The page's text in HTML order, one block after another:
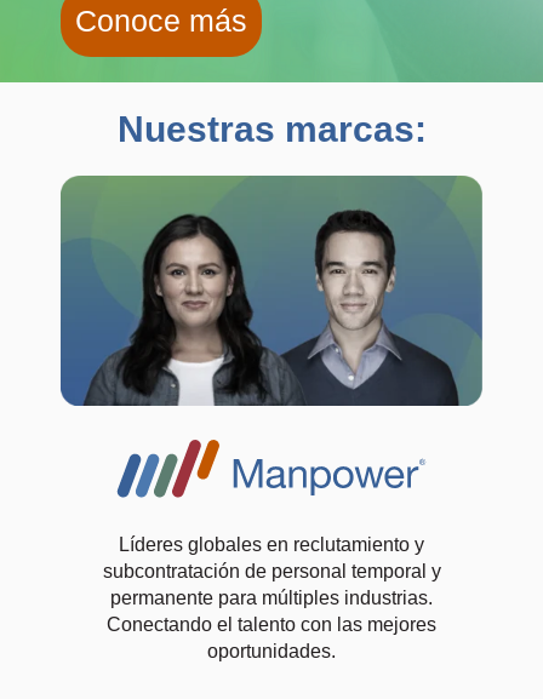
Conoce más
Nuestras marcas:
Líderes globales en reclutamiento y
subcontratación de personal temporal y
permanente para múltiples industrias.
Conectando el talento con las mejores
oportunidades.